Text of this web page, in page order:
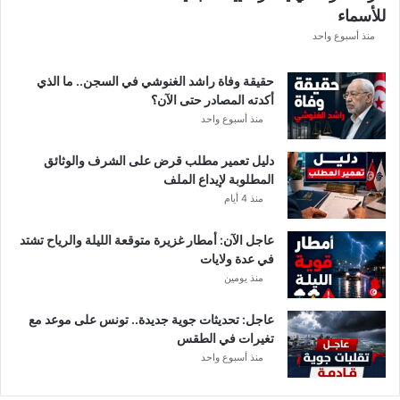
للأسماء
منذ أسبوع واحد
حقيقة وفاة راشد الغنوشي في السجن.. ما الذي
أكدته المصادر حتى الآن؟
منذ أسبوع واحد
دليل تعمير مطلب قرض على الشرف والوثائق
المطلوبة لإيداع الملف
منذ 4 أيام
عاجل الآن: أمطار غزيرة متوقعة الليلة والرياح تشتد
في عدة ولايات
منذ يومين
عاجل: تحديثات جوية جديدة.. تونس على موعد مع
تغيرات في الطقس
منذ أسبوع واحد